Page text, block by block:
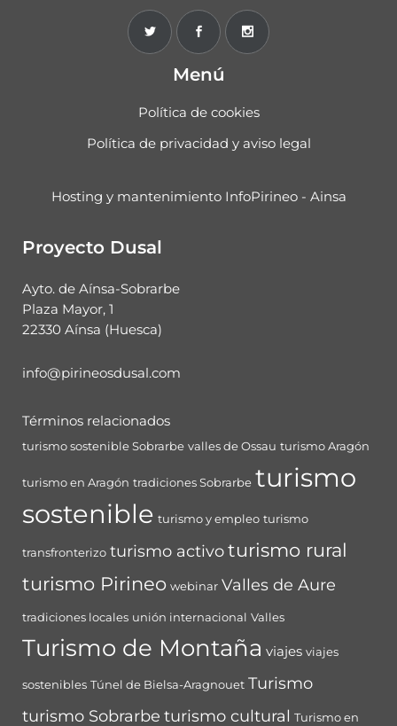
Menú
Política de cookies
Política de privacidad y aviso legal
Hosting y mantenimiento InfoPirineo - Ainsa
Proyecto Dusal
Ayto. de Aínsa-Sobrarbe
Plaza Mayor, 1
22330 Aínsa (Huesca)
info@pirineosdusal.com
Términos relacionados
turismo sostenible Sobrarbe valles de Ossau turismo Aragón
turismo en Aragón tradiciones Sobrarbe turismo
sostenible turismo y empleo turismo
transfronterizo turismo activoturismo rural
turismo Pirineo webinar Valles de Aure
tradiciones locales unión internacional Valles
Turismo de Montaña viajes viajes
sostenibles Túnel de Bielsa-Aragnouet Turismo
turismo Sobrarbe turismo cultural Turismo en